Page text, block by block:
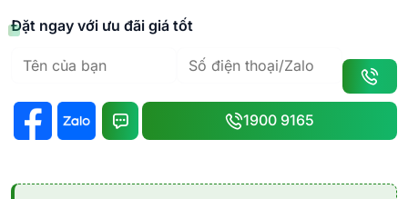
Đặt ngay với ưu đãi giá tốt
1900 9165